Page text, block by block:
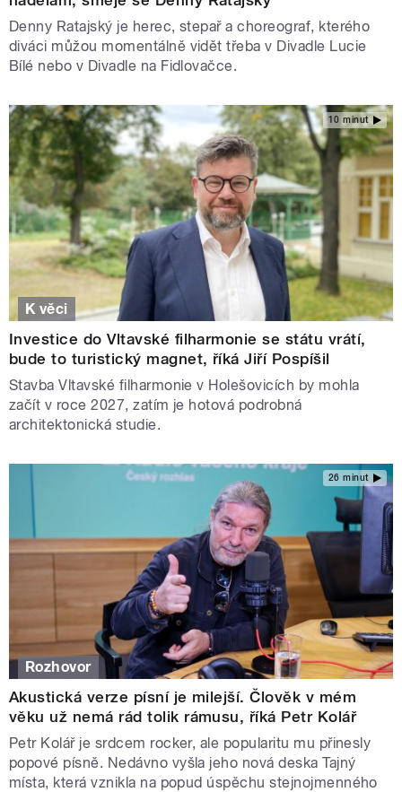
Denny Ratajský je herec, stepař a choreograf, kterého
diváci můžou momentálně vidět třeba v Divadle Lucie
Bílé nebo v Divadle na Fidlovačce.
10 minut
K věci
Investice do Vltavské filharmonie se státu vrátí,
bude to turistický magnet, říká Jiří Pospíšil
Stavba Vltavské filharmonie v Holešovicích by mohla
začít v roce 2027, zatím je hotová podrobná
architektonická studie.
26 minut
Rozhovor
Akustická verze písní je milejší. Člověk v mém
věku už nemá rád tolik rámusu, říká Petr Kolář
Petr Kolář je srdcem rocker, ale popularitu mu přinesly
popové písně. Nedávno vyšla jeho nová deska Tajný
místa, která vznikla na popud úspěchu stejnojmenného